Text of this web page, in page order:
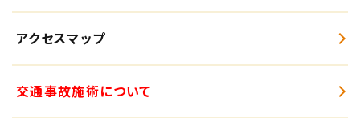
アクセスマップ
交通事故施術について